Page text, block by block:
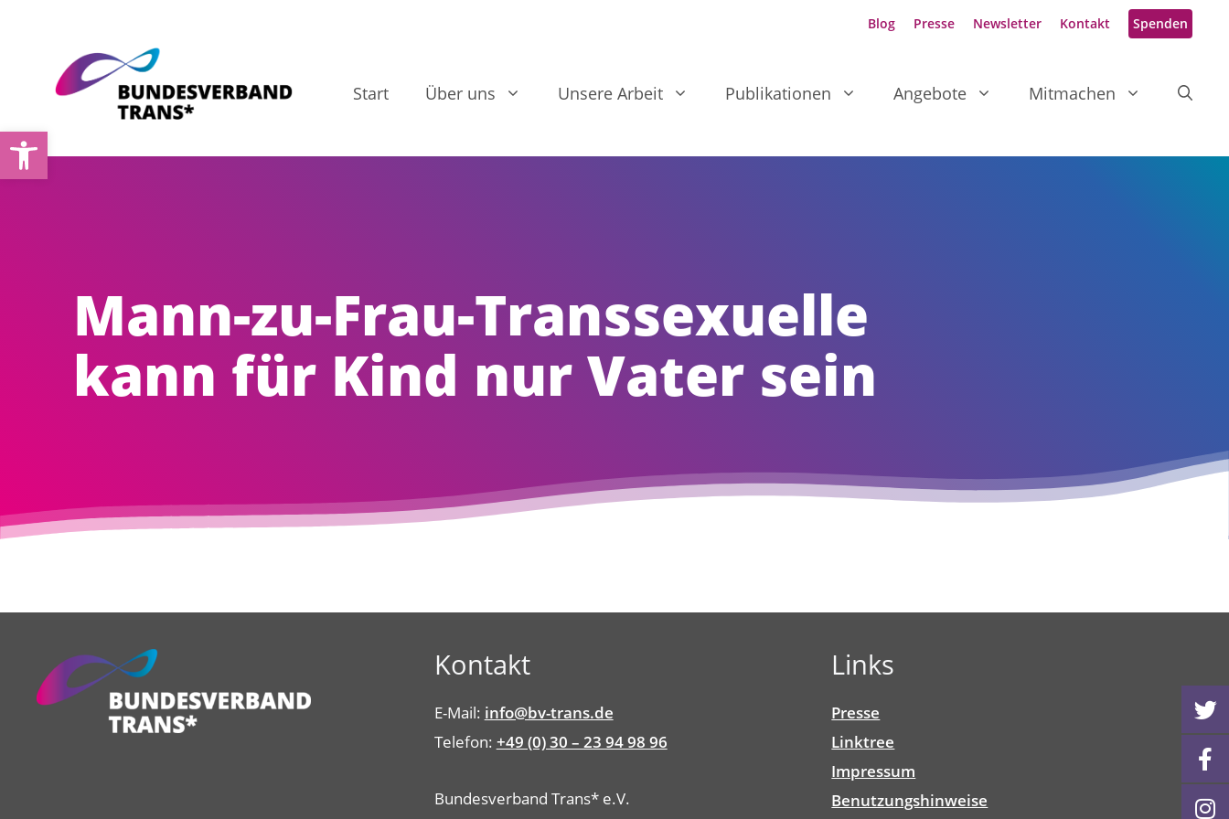
Werkzeugleiste öffnen
springen
Blog Presse Newsletter Kontakt Spenden
Start Über uns Unsere Arbeit Publikationen Angebote Mitmachen
Mann-zu-Frau-Transsexuelle
kann für Kind nur Vater sein
Kontakt
E-Mail: info@bv-trans.de
Telefon: +49 (0) 30 – 23 94 98 96
Bundesverband Trans* e.V.
Links
Presse
Linktree
Impressum
Benutzungshinweise